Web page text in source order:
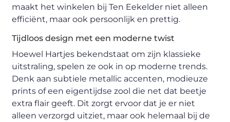
maakt het winkelen bij Ten Eekelder niet alleen
efficiënt, maar ook persoonlijk en prettig.
Tijdloos design met een moderne twist
Hoewel Hartjes bekendstaat om zijn klassieke
uitstraling, spelen ze ook in op moderne trends.
Denk aan subtiele metallic accenten, modieuze
prints of een eigentijdse zool die net dat beetje
extra flair geeft. Dit zorgt ervoor dat je er niet
alleen verzorgd uitziet, maar ook helemaal bij de